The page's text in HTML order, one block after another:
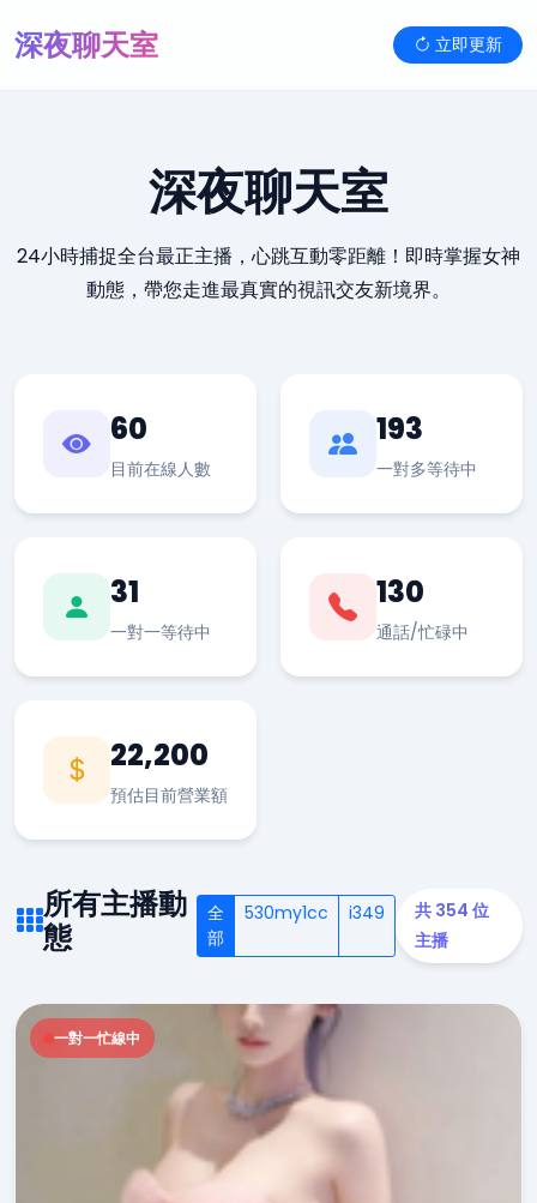
深夜聊天室 立即更新
深夜聊天室
24小時捕捉全台最正主播，心跳互動零距離！即時掌握女神
動態，帶您走進最真實的視訊交友新境界。
60
目前在線人數
193
一對多等待中
31
一對一等待中
130
通話/忙碌中
22,200
預估目前營業額
所有主播動
態
全
部
530my1cc i349
共 354 位
主播
一對一忙線中